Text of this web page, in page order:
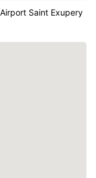
Saint Exupery